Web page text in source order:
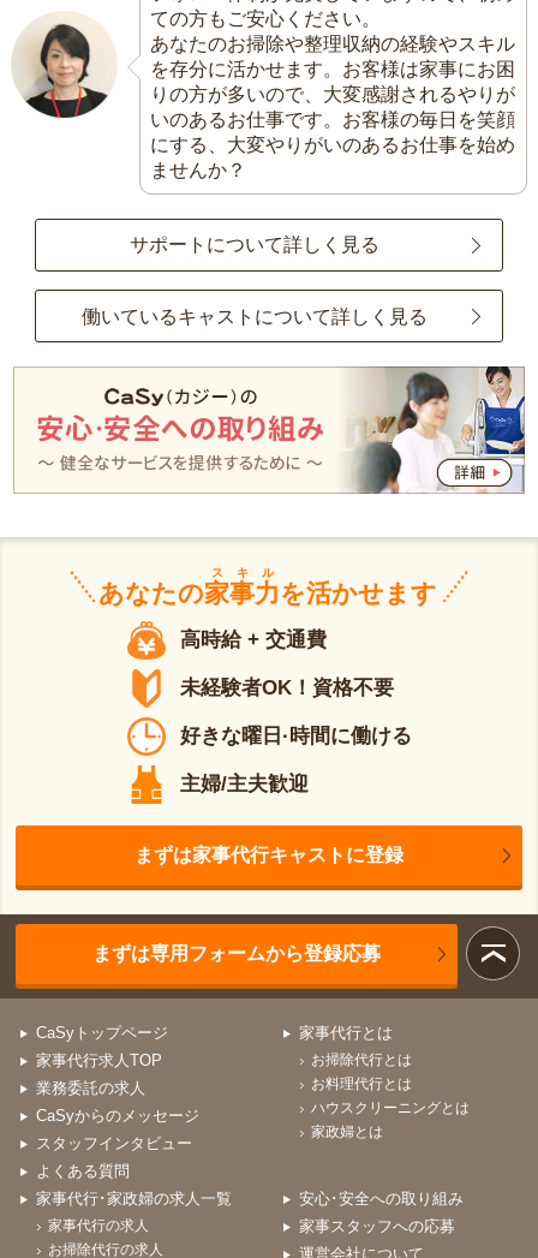
ての方もご安心ください。
あなたのお掃除や整理収納の経験やスキル
を存分に活かせます。お客様は家事にお困
りの方が多いので、大変感謝されるやりが
いのあるお仕事です。お客様の毎日を笑顔
にする、大変やりがいのあるお仕事を始め
ませんか？
サポートについて詳しく見る
働いているキャストについて詳しく見る
あなたの家事力
スキル
を活かせます
高時給 + 交通費
未経験者OK！資格不要
好きな曜日·時間に働ける
主婦/主夫歓迎
まずは家事代行キャストに登録
まずは専用フォームから登録応募
CaSyトップページ
家事代行求人TOP
業務委託の求人
CaSyからのメッセージ
スタッフインタビュー
よくある質問
家事代行とは
お掃除代行とは
お料理代行とは
ハウスクリーニングとは
家政婦とは
家事代行･家政婦の求人一覧
家事代行の求人
お掃除代行の求人
安心･安全への取り組み
家事スタッフへの応募
運営会社について